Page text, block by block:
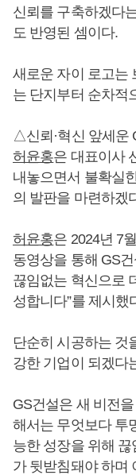
신뢰를 구축하겠다
도 반영된 셈이다.
새로운 자이 로고는
는 단지부터 순차적
△신뢰·혁신 앞세운
허윤홍은 대표이사
내놓으면서 불확실
의 발판을 마련하겠
허윤홍은 2024년 7
동영상을 통해 GS
끊임없는 혁신으로
성합니다”를 제시했
단순히 시공하는 것
강한 기업이 되겠다
GS건설은 새 비전
해서는 무엇보다 투
능한 성장을 위해
가 뒷받침돼야 하며